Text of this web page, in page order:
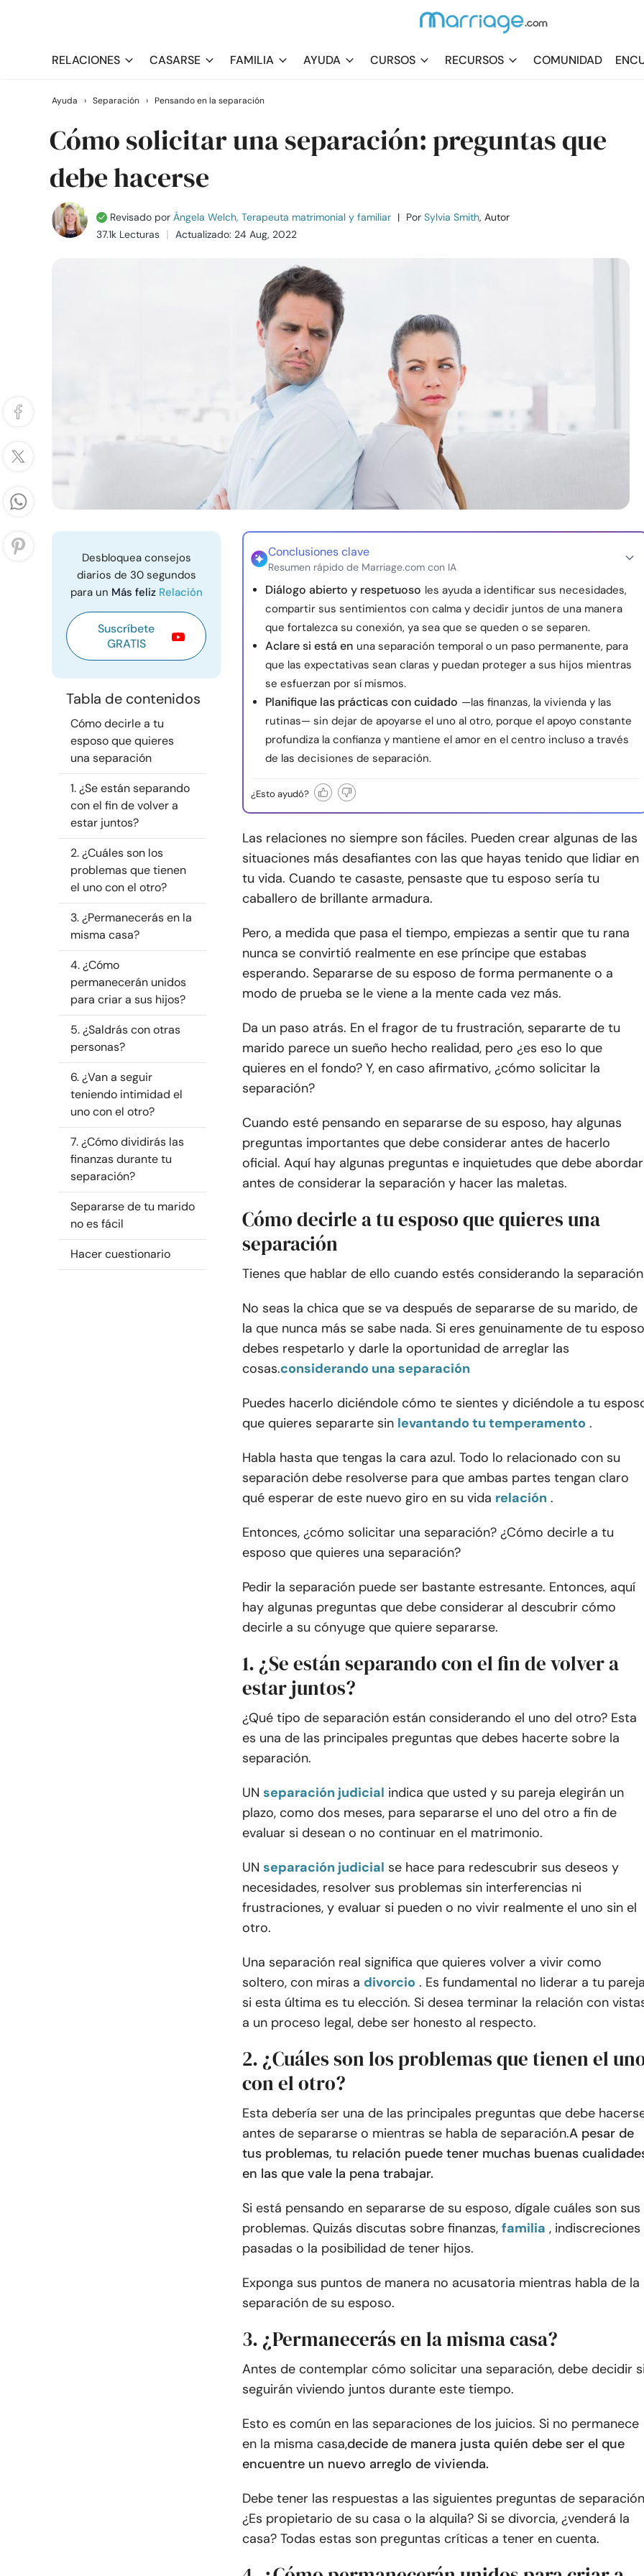
RELACIONES CASARSE FAMILIA AYUDA CURSOS RECURSOS COMUNIDAD
Ayuda › Separación › Pensando en la separación
Cómo solicitar una separación: preguntas que
debe hacerse
Revisado por Ángela Welch, Terapeuta matrimonial y familiar | Por Sylvia Smith, Autor
37.1k Lecturas
Actualizado: 24 Aug, 2022
Desbloquea consejos
diarios de 30 segundos
para un Más feliz Relación
Suscríbete
GRATIS
Tabla de contenidos
Cómo decirle a tu
esposo que quieres
una separación
1. ¿Se están separando
con el fin de volver a
estar juntos?
2. ¿Cuáles son los
problemas que tienen
el uno con el otro?
3. ¿Permanecerás en la
misma casa?
4. ¿Cómo
permanecerán unidos
para criar a sus hijos?
5. ¿Saldrás con otras
personas?
6. ¿Van a seguir
teniendo intimidad el
uno con el otro?
7. ¿Cómo dividirás las
finanzas durante tu
separación?
Separarse de tu marido
no es fácil
Hacer cuestionario
Conclusiones clave
Resumen rápido de Marriage.com con IA
Diálogo abierto y respetuoso les ayuda a identificar sus necesidades,
compartir sus sentimientos con calma y decidir juntos de una manera
que fortalezca su conexión, ya sea que se queden o se separen.
Aclare si está en una separación temporal o un paso permanente, para
que las expectativas sean claras y puedan proteger a sus hijos mientras
se esfuerzan por sí mismos.
Planifique las prácticas con cuidado —las finanzas, la vivienda y las
rutinas— sin dejar de apoyarse el uno al otro, porque el apoyo constante
profundiza la confianza y mantiene el amor en el centro incluso a través
de las decisiones de separación.
¿Esto ayudó?
Las relaciones no siempre son fáciles. Pueden crear algunas de las
situaciones más desafiantes con las que hayas tenido que lidiar en
tu vida. Cuando te casaste, pensaste que tu esposo sería tu
caballero de brillante armadura.
Pero, a medida que pasa el tiempo, empiezas a sentir que tu rana
nunca se convirtió realmente en ese príncipe que estabas
esperando. Separarse de su esposo de forma permanente o a
modo de prueba se le viene a la mente cada vez más.
Da un paso atrás. En el fragor de tu frustración, separarte de tu
marido parece un sueño hecho realidad, pero ¿es eso lo que
quieres en el fondo? Y, en caso afirmativo, ¿cómo solicitar la
separación?
Cuando esté pensando en separarse de su esposo, hay algunas
preguntas importantes que debe considerar antes de hacerlo
oficial. Aquí hay algunas preguntas e inquietudes que debe abordar
antes de considerar la separación y hacer las maletas.
Cómo decirle a tu esposo que quieres una
separación
Tienes que hablar de ello cuando estés considerando la
No seas la chica que se va después de separarse de su marido, de
la que nunca más se sabe nada. Si eres genuinamente de tu
debes respetarlo y darle la oportunidad de arreglar las
cosas.considerando una separación
Puedes hacerlo diciéndole cómo te sientes y diciéndole a tu
que quieres separarte sin levantando tu temperamento .
Habla hasta que tengas la cara azul. Todo lo relacionado con su
separación debe resolverse para que ambas partes tengan claro
qué esperar de este nuevo giro en su vida relación .
Entonces, ¿cómo solicitar una separación? ¿Cómo decirle a tu
esposo que quieres una separación?
Pedir la separación puede ser bastante estresante. Entonces, aquí
hay algunas preguntas que debe considerar al descubrir cómo
decirle a su cónyuge que quiere separarse.
1. ¿Se están separando con el fin de volver a
estar juntos?
¿Qué tipo de separación están considerando el uno del otro? Esta
es una de las principales preguntas que debes hacerte sobre la
separación.
UN separación judicial indica que usted y su pareja elegirán un
plazo, como dos meses, para separarse el uno del otro a fin de
evaluar si desean o no continuar en el matrimonio.
UN separación judicial se hace para redescubrir sus deseos y
necesidades, resolver sus problemas sin interferencias ni
frustraciones, y evaluar si pueden o no vivir realmente el uno sin el
otro.
Una separación real significa que quieres volver a vivir como
soltero, con miras a divorcio . Es fundamental no liderar a tu
si esta última es tu elección. Si desea terminar la relación con
a un proceso legal, debe ser honesto al respecto.
2. ¿Cuáles son los problemas que tienen el
con el otro?
Esta debería ser una de las principales preguntas que debe
antes de separarse o mientras se habla de separación.A pesar de
tus problemas, tu relación puede tener muchas buenas
en las que vale la pena trabajar.
Si está pensando en separarse de su esposo, dígale cuáles son sus
problemas. Quizás discutas sobre finanzas, familia , indiscreciones
pasadas o la posibilidad de tener hijos.
Exponga sus puntos de manera no acusatoria mientras habla de la
separación de su esposo.
3. ¿Permanecerás en la misma casa?
Antes de contemplar cómo solicitar una separación, debe decidir
seguirán viviendo juntos durante este tiempo.
Esto es común en las separaciones de los juicios. Si no permanece
en la misma casa,decide de manera justa quién debe ser el que
encuentre un nuevo arreglo de vivienda.
Debe tener las respuestas a las siguientes preguntas de
¿Es propietario de su casa o la alquila? Si se divorcia, ¿venderá la
casa? Todas estas son preguntas críticas a tener en cuenta.